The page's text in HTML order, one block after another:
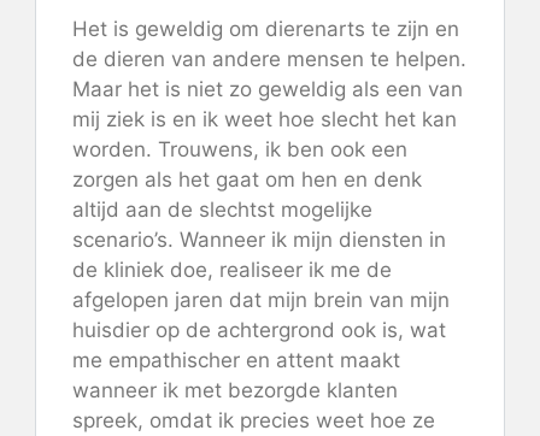
Het is geweldig om dierenarts te zijn en
de dieren van andere mensen te helpen.
Maar het is niet zo geweldig als een van
mij ziek is en ik weet hoe slecht het kan
worden. Trouwens, ik ben ook een
zorgen als het gaat om hen en denk
altijd aan de slechtst mogelijke
scenario’s. Wanneer ik mijn diensten in
de kliniek doe, realiseer ik me de
afgelopen jaren dat mijn brein van mijn
huisdier op de achtergrond ook is, wat
me empathischer en attent maakt
wanneer ik met bezorgde klanten
spreek, omdat ik precies weet hoe ze